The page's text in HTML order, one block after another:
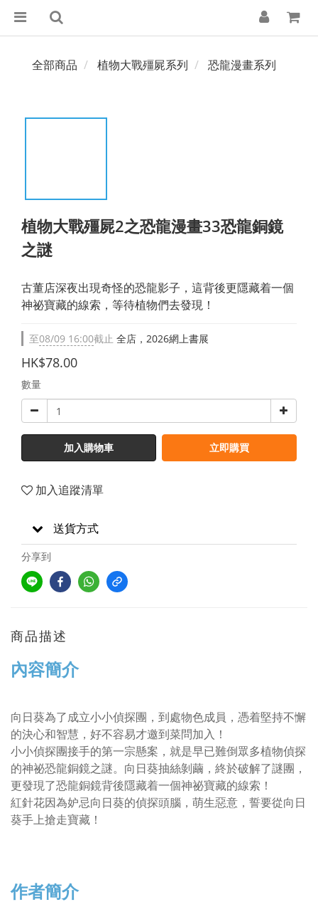
全部商品 植物大戰殭屍系列 恐龍漫畫系列
植物大戰殭屍2之恐龍漫畫33恐龍銅鏡
之謎
古董店深夜出現奇怪的恐龍影子，這背後更隱藏着一個
神祕寶藏的線索，等待植物們去發現！
至08/09 16:00截止 全店，2026網上書展
HK$78.00
數量
加入購物車 立即購買
加入追蹤清單
送貨方式
分享到
商品描述
內容簡介
向日葵為了成立小小偵探團，到處物色成員，憑着堅持不懈
的決心和智慧，好不容易才邀到菜問加入！
小小偵探團接手的第一宗懸案，就是早已難倒眾多植物偵探
的神祕恐龍銅鏡之謎。向日葵抽絲剝繭，終於破解了謎團，
更發現了恐龍銅鏡背後隱藏着一個神祕寶藏的線索！
紅針花因為妒忌向日葵的偵探頭腦，萌生惡意，誓要從向日
葵手上搶走寶藏！
作者簡介